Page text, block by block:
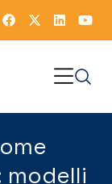
modelli